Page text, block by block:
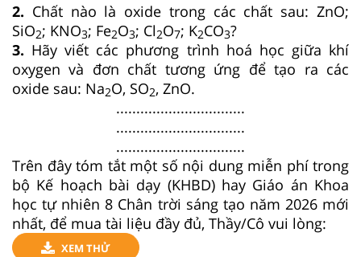
2. Chất nào là oxide trong các chất sau: ZnO;
SiO2; KNO3; Fe2O3; Cl2O7; K2CO3?
3. Hãy viết các phương trình hoá học giữa khí
oxygen và đơn chất tương ứng để tạo ra các
oxide sau: Na2O, SO2, ZnO.
................................
................................
................................
Trên đây tóm tắt một số nội dung miễn phí trong
bộ Kế hoạch bài dạy (KHBD) hay Giáo án Khoa
học tự nhiên 8 Chân trời sáng tạo năm 2026 mới
nhất, để mua tài liệu đầy đủ, Thầy/Cô vui lòng:
XEM THỬ